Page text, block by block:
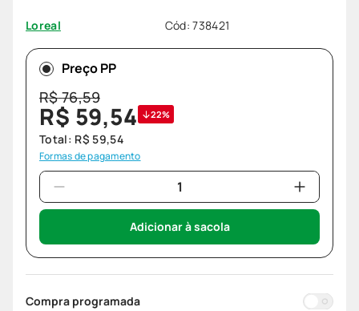
Loreal Cód:738421
Preço PP
R$76,59
R$ 59,54 22%
Total: R$ 59,54
Formas de pagamento
Adicionar à sacola
Compra programada